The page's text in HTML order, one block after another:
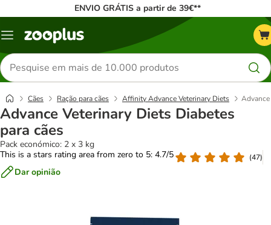
ENVIO GRÁTIS a partir de 39€**
Menu
Pesquisar
produtos
Cães Ração para cães Affinity Advance Veterinary Diets
Advance Veterinary Diets Diabetes
para cães
Pack económico: 2 x 3 kg
This is a stars rating area from zero to 5: 4.7/5
(47)
Dar opinião